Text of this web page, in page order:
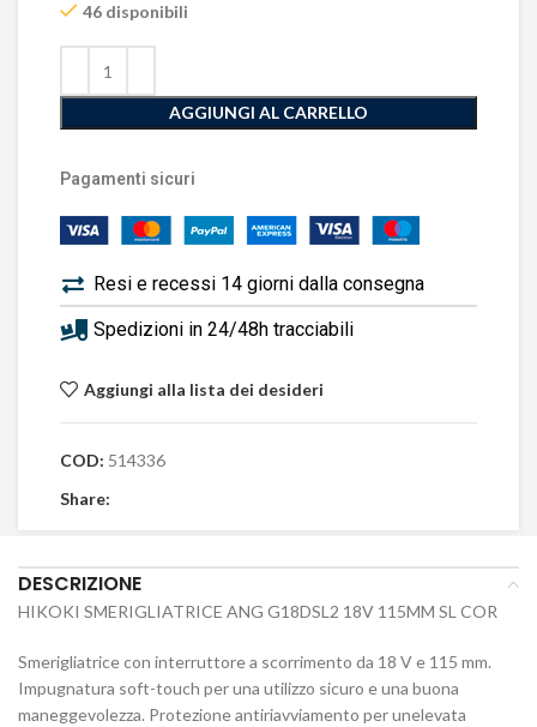
46 disponibili
AGGIUNGI AL CARRELLO
Pagamenti sicuri
Resi e recessi 14 giorni dalla consegna
Spedizioni in 24/48h tracciabili
Aggiungi alla lista dei desideri
COD: 514336
Share:
DESCRIZIONE
HIKOKI SMERIGLIATRICE ANG G18DSL2 18V 115MM SL COR
Smerigliatrice con interruttore a scorrimento da 18 V e 115 mm.
Impugnatura soft-touch per una utilizzo sicuro e una buona
maneggevolezza. Protezione antiriavviamento per unelevata